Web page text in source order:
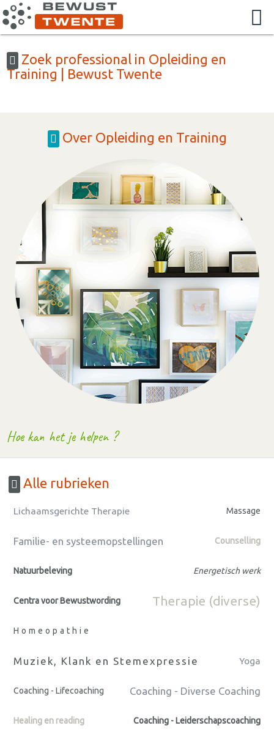
Zoek professional in Opleiding en
Training | Bewust Twente
Over Opleiding en Training
Hoe kan het je helpen ?
Alle rubrieken
Lichaamsgerichte Therapie Massage
Familie- en systeemopstellingen Counselling
Natuurbeleving Energetisch werk
Centra voor Bewustwording Therapie (diverse)
Homeopathie
Muziek, Klank en Stemexpressie Yoga
Coaching - Lifecoaching Coaching - Diverse Coaching
Healing en reading Coaching - Leiderschapscoaching